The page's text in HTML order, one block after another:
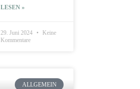
LESEN »
29. Juni 2024
Keine
Kommentare
ALLGEMEIN